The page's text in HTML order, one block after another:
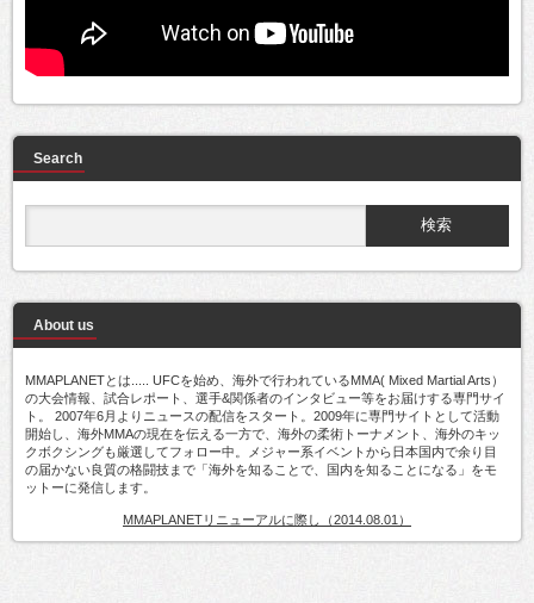
Search
About us
MMAPLANETとは..... UFCを始め、海外で行われているMMA( Mixed Martial Arts）
の大会情報、試合レポート、選手&関係者のインタビュー等をお届けする専門サイ
ト。 2007年6月よりニュースの配信をスタート。2009年に専門サイトとして活動
開始し、海外MMAの現在を伝える一方で、海外の柔術トーナメント、海外のキッ
クボクシングも厳選してフォロー中。メジャー系イベントから日本国内で余り目
の届かない良質の格闘技まで「海外を知ることで、国内を知ることになる」をモ
ットーに発信します。
MMAPLANETリニューアルに際し（2014.08.01）